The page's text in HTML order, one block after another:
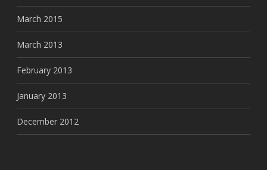
March 2015
March 2013
February 2013
January 2013
December 2012